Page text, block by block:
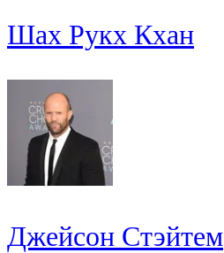
Шах Рукх Кхан
Джейсон Стэйтем